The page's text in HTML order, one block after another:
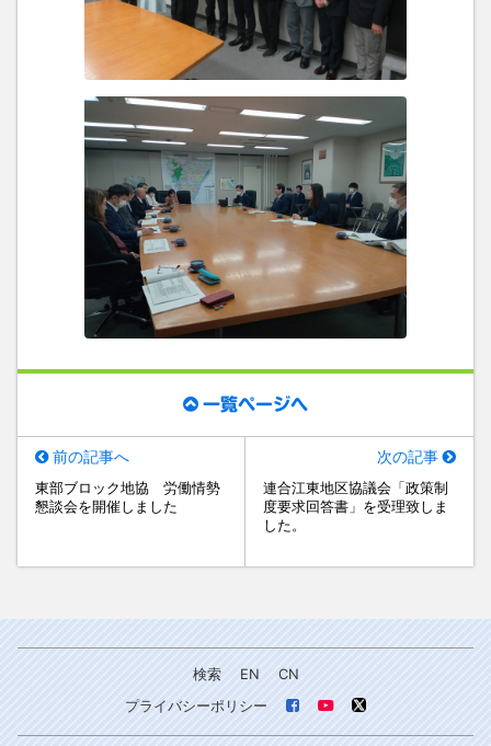
一覧ページへ
前の記事へ
東部ブロック地協 労働情勢
懇談会を開催しました
次の記事
連合江東地区協議会「政策制
度要求回答書」を受理致しま
した。
検索 EN
CN
プライバシーポリシー